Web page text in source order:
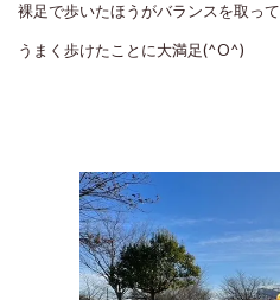
裸足で歩いたほうがバランスを取っ
うまく歩けたことに大満足(^O^)